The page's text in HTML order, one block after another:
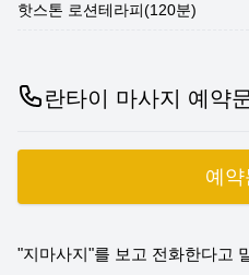
핫스톤 로션테라피(120분)
란타이 마사지 예약
예약
"지마사지"를 보고 전화한다고